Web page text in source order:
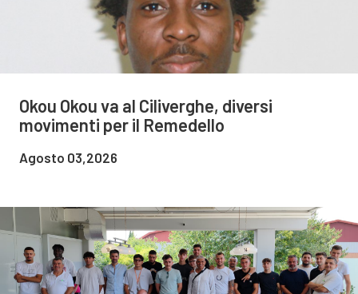
Okou Okou va al Ciliverghe, diversi
movimenti per il Remedello
Agosto 03,2026